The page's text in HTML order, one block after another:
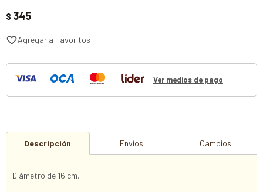
$ 345
Ver medios de pago
Descripción Envíos Cambios
Diámetro de 16 cm.